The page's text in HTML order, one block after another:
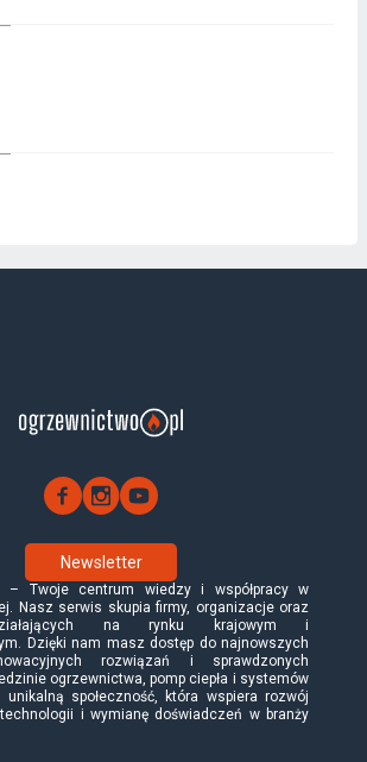
Newsletter
– Twoje centrum wiedzy i współpracy w
Nasz serwis skupia firmy, organizacje oraz
na rynku krajowym i
Dzięki nam masz dostęp do najnowszych
rozwiązań i sprawdzonych
ogrzewnictwa, pomp ciepła i systemów
unikalną społeczność, która wspiera rozwój
i wymianę doświadczeń w branży